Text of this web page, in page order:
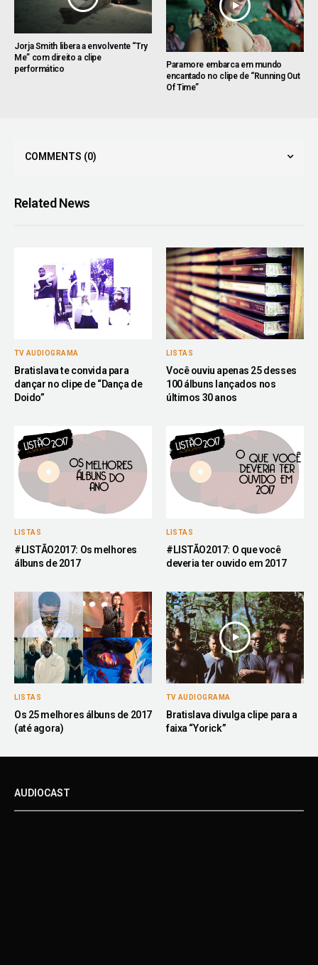
Jorja Smith libera a envolvente “Try
Me” com direito a clipe
performático
Paramore embarca em mundo
encantado no clipe de “Running Out
Of Time”
COMMENTS (0)
Related News
TV AUDIOGRAMA
Bratislava te convida para
dançar no clipe de “Dança de
Doido”
LISTAS
Você ouviu apenas 25 desses
100 álbuns lançados nos
últimos 30 anos
LISTAS
#LISTÃO2017: Os melhores
álbuns de 2017
LISTAS
#LISTÃO2017: O que você
deveria ter ouvido em 2017
LISTAS
Os 25 melhores álbuns de 2017
(até agora)
TV AUDIOGRAMA
Bratislava divulga clipe para a
faixa “Yorick”
AUDIOCAST